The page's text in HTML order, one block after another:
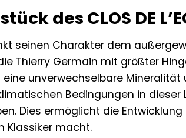
des CLOS DE
seinen Charakter dem
Thierry Germain mit größter
unverwechselbare Mineralität
Bedingungen in
Dies ermöglicht die
Klassiker macht.